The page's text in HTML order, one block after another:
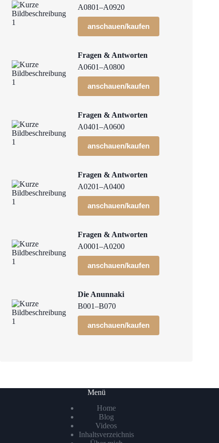
A0801–A0920
anschauen/kaufen
Fragen & Antworten
A0601–A0800
anschauen/kaufen
Fragen & Antworten
A0401–A0600
anschauen/kaufen
Fragen & Antworten
A0201–A0400
anschauen/kaufen
Fragen & Antworten
A0001–A0200
anschauen/kaufen
Die Anunnaki
B001–B070
anschauen/kaufen
Menü
Home
Blog
Videos
Inhaltsverzeichnis